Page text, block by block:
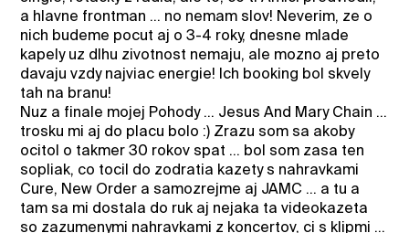
a hlavne frontman ... no nemam slov! Neverim, ze o
nich budeme pocut aj o 3-4 roky, dnesne mlade
kapely uz dlhu zivotnost nemaju, ale mozno aj preto
davaju vzdy najviac energie! Ich booking bol skvely
tah na branu!
Nuz a finale mojej Pohody ... Jesus And Mary Chain ...
trosku mi aj do placu bolo :) Zrazu som sa akoby
ocitol o takmer 30 rokov spat ... bol som zasa ten
sopliak, co tocil do zodratia kazety s nahravkami
Cure, New Order a samozrejme aj JAMC ... a tu a
tam sa mi dostala do ruk aj nejaka ta videokazeta
so zazumenymi nahravkami z koncertov, ci s klipmi ...